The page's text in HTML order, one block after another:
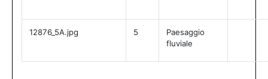
12876_5A.jpg 5
Paesaggio
fluviale